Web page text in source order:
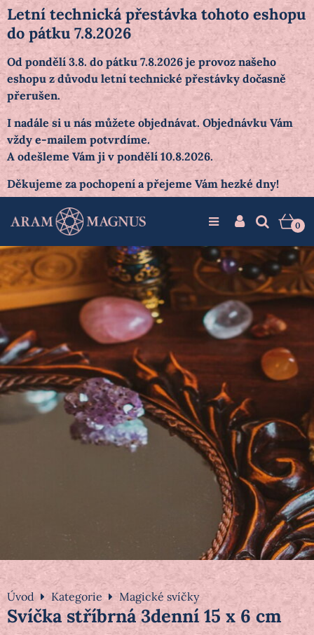
Letní technická přestávka tohoto eshopu
do pátku 7.8.2026
Od pondělí 3.8. do pátku 7.8.2026 je provoz našeho
eshopu z důvodu letní technické přestávky dočasně
přerušen.
I nadále si u nás můžete objednávat. Objednávku Vám
vždy e-mailem potvrdíme.
A odešleme Vám ji v pondělí 10.8.2026.
Děkujeme za pochopení a přejeme Vám hezké dny!
0
Úvod Kategorie Magické svíčky
Svíčka stříbrná 3denní 15 x 6 cm